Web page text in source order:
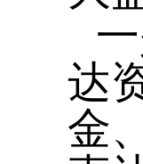
达
金